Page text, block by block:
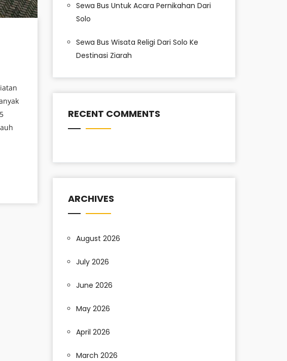
Sewa Bus Untuk Acara Pernikahan Dari
Solo
Sewa Bus Wisata Religi Dari Solo Ke
Destinasi Ziarah
RECENT COMMENTS
ARCHIVES
August 2026
July 2026
June 2026
May 2026
April 2026
March 2026